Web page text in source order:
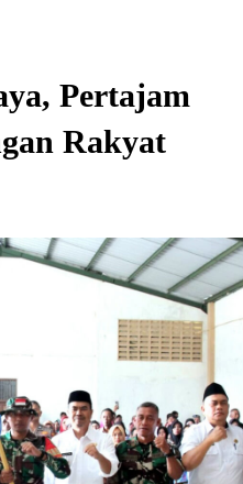
Pertajam
Rakyat